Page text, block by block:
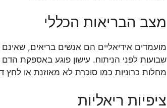
מצב הבריאות הכללי
מועמדים אידיאליים הם אנשים בריאים,
שבועות לפני הניתוח. עישון פוגע באספקת
מחלות כרוניות כמו סוכרת לא מאוזנת או
ציפיות ריאליות